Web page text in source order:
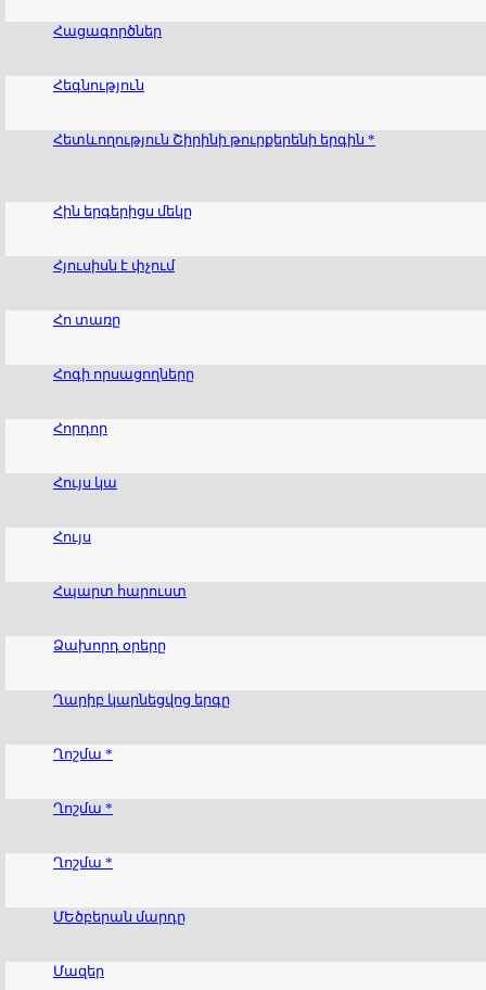
Հացագործներ
Հեգնություն
Հետևողություն Շիրինի թուրքերենի երգին *
Հին երգերիցս մեկը
Հյուսիսն է փչում
Հո տառը
Հոգի որսացողները
Հորդոր
Հույս կա
Հույս
Հպարտ հարուստ
Ձախորդ օրերը
Ղարիբ կարնեցվոց երգը
Ղոշմա *
Ղոշմա *
Ղոշմա *
ՄԵծբերան մարդը
Մազեր